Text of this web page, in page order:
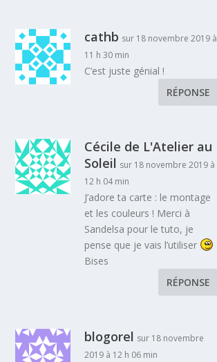
cathb sur 18 novembre 2019 à
11 h 30 min
C’est juste génial !
RÉPONSE
Cécile de L'Atelier au
Soleil sur 18 novembre 2019 à
12 h 04 min
J’adore ta carte : le montage
et les couleurs ! Merci à
Sandelsa pour le tuto, je
pense que je vais l’utiliser
Bises
RÉPONSE
blogorel sur 18 novembre
2019 à 12 h 06 min